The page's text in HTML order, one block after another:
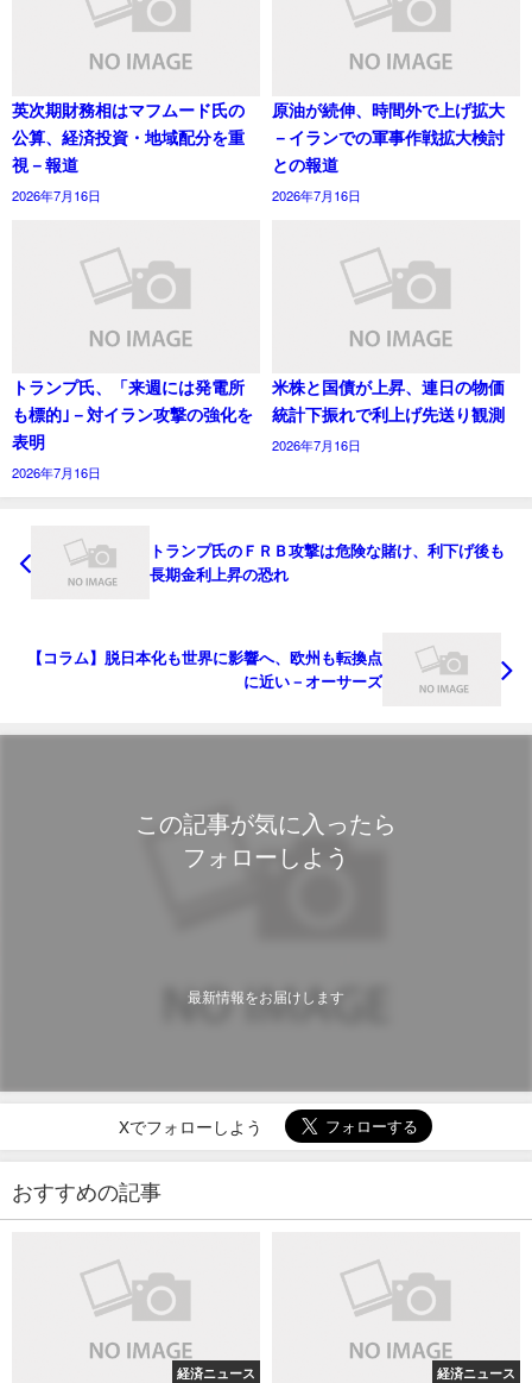
英次期財務相はマフムード氏の
公算、経済投資・地域配分を重
視－報道
2026年7月16日
原油が続伸、時間外で上げ拡大
－イランでの軍事作戦拡大検討
との報道
2026年7月16日
トランプ氏、「来週には発電所
も標的｣－対イラン攻撃の強化を
表明
2026年7月16日
米株と国債が上昇、連日の物価
統計下振れで利上げ先送り観測
2026年7月16日
トランプ氏のＦＲＢ攻撃は危険な賭け、利下げ後も
長期金利上昇の恐れ
【コラム】脱日本化も世界に影響へ、欧州も転換点
に近い－オーサーズ
この記事が気に入ったら
フォローしよう
最新情報をお届けします
Xでフォローしよう
おすすめの記事
経済ニュース 経済ニュース